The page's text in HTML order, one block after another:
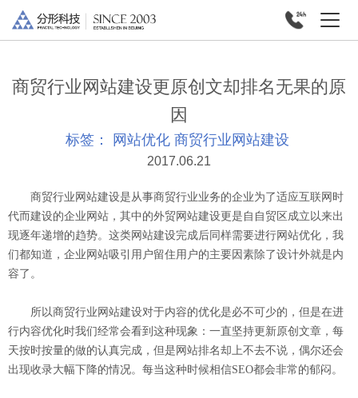
商贸行业网站建设更原创文却排名无果的原
因
标签： 网站优化 商贸行业网站建设
2017.06.21
商贸行业网站建设是从事商贸行业业务的企业为了适应互联网时
代而建设的企业网站，其中的外贸网站建设更是自自贸区成立以来出
现逐年递增的趋势。这类网站建设完成后同样需要进行网站优化，我
们都知道，企业网站吸引用户留住用户的主要因素除了设计外就是内
容了。
所以商贸行业网站建设对于内容的优化是必不可少的，但是在进
行内容优化时我们经常会看到这种现象：一直坚持更新原创文章，每
天按时按量的做的认真完成，但是网站排名却上不去不说，偶尔还会
出现收录大幅下降的情况。每当这种时候相信SEO都会非常的郁闷。